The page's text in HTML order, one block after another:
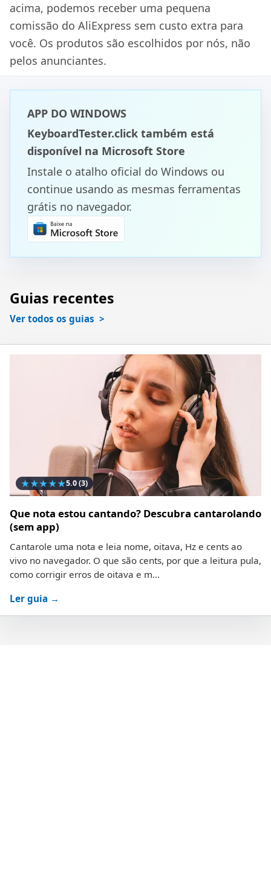
acima, podemos receber uma pequena
comissão do AliExpress sem custo extra para
você. Os produtos são escolhidos por nós, não
pelos anunciantes.
APP DO WINDOWS
KeyboardTester.click também está
disponível na Microsoft Store
Instale o atalho oficial do Windows ou
continue usando as mesmas ferramentas
grátis no navegador.
Guias recentes
Ver todos os guias
★★★★★5.0(3)
Que nota estou cantando? Descubra cantarolando
(sem app)
Cantarole uma nota e leia nome, oitava, Hz e cents ao
vivo no navegador. O que são cents, por que a leitura pula,
como corrigir erros de oitava e m...
Ler guia →